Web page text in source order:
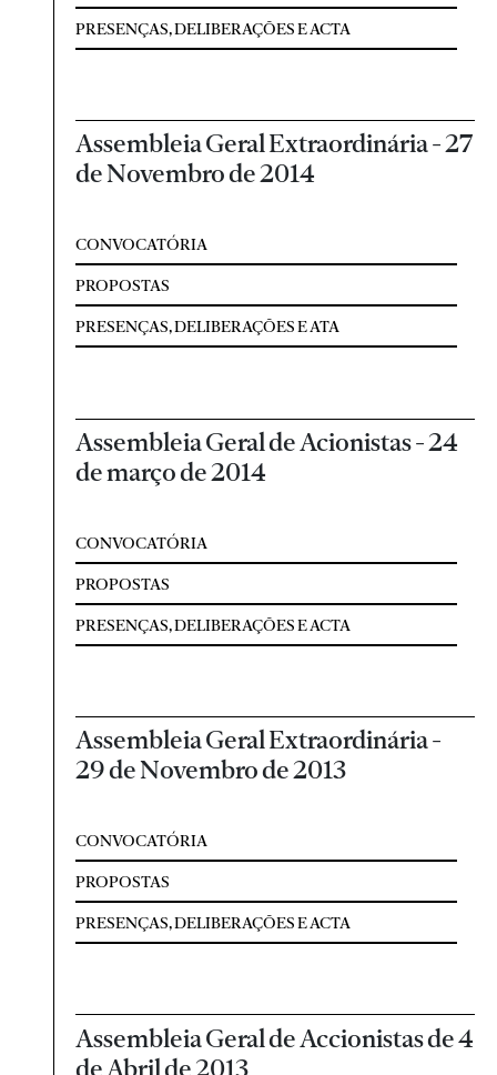
PRESENÇAS, DELIBERAÇÕES E ACTA
Assembleia Geral Extraordinária - 27
de Novembro de 2014
CONVOCATÓRIA
PROPOSTAS
PRESENÇAS, DELIBERAÇÕES E ATA
Assembleia Geral de Acionistas - 24
de março de 2014
CONVOCATÓRIA
PROPOSTAS
PRESENÇAS, DELIBERAÇÕES E ACTA
Assembleia Geral Extraordinária -
29 de Novembro de 2013
CONVOCATÓRIA
PROPOSTAS
PRESENÇAS, DELIBERAÇÕES E ACTA
Assembleia Geral de Accionistas de 4
de Abril de 2013